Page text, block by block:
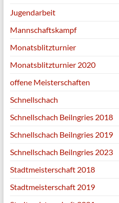
Jugendarbeit
Mannschaftskampf
Monatsblitzturnier
Monatsblitzturnier 2020
offene Meisterschaften
Schnellschach
Schnellschach Beilngries 2018
Schnellschach Beilngries 2019
Schnellschach Beilngries 2023
Stadtmeisterschaft 2018
Stadtmeisterschaft 2019